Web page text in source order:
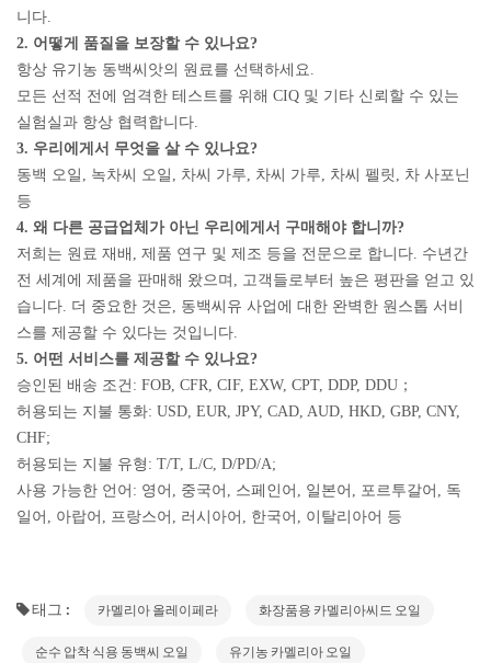
니다.
2. 어떻게 품질을 보장할 수 있나요?
항상 유기농 동백씨앗의 원료를 선택하세요.
모든 선적 전에 엄격한 테스트를 위해 CIQ 및 기타 신뢰할 수 있는
실험실과 항상 협력합니다.
3. 우리에게서 무엇을 살 수 있나요?
동백 오일, 녹차씨 오일, 차씨 가루, 차씨 가루, 차씨 펠릿, 차 사포닌
등
4. 왜 다른 공급업체가 아닌 우리에게서 구매해야 합니까?
저희는 원료 재배, 제품 연구 및 제조 등을 전문으로 합니다. 수년간
전 세계에 제품을 판매해 왔으며, 고객들로부터 높은 평판을 얻고 있
습니다. 더 중요한 것은, 동백씨유 사업에 대한 완벽한 원스톱 서비
스를 제공할 수 있다는 것입니다.
5. 어떤 서비스를 제공할 수 있나요?
승인된 배송 조건: FOB, CFR, CIF, EXW, CPT, DDP, DDU；
허용되는 지불 통화: USD, EUR, JPY, CAD, AUD, HKD, GBP, CNY,
CHF;
허용되는 지불 유형: T/T, L/C, D/PD/A;
사용 가능한 언어: 영어, 중국어, 스페인어, 일본어, 포르투갈어, 독
일어, 아랍어, 프랑스어, 러시아어, 한국어, 이탈리아어 등
태그 : 카멜리아 올레이페라 화장품용 카멜리아씨드 오일
순수 압착 식용 동백씨 오일 유기농 카멜리아 오일